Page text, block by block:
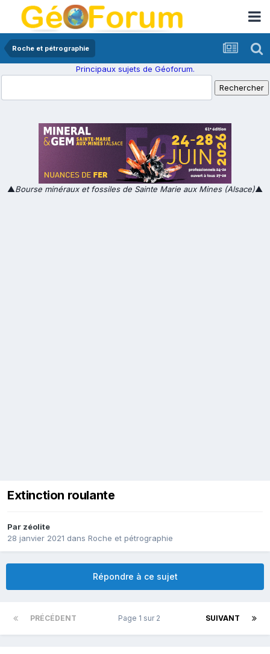
Roche et pétrographie
Principaux sujets de Géoforum.
▲Bourse minéraux et fossiles de Sainte Marie aux Mines (Alsace)▲
Extinction roulante
Par zéolite
28 janvier 2021 dans Roche et pétrographie
Répondre à ce sujet
PRÉCÉDENT SUIVANT
Page 1 sur 2